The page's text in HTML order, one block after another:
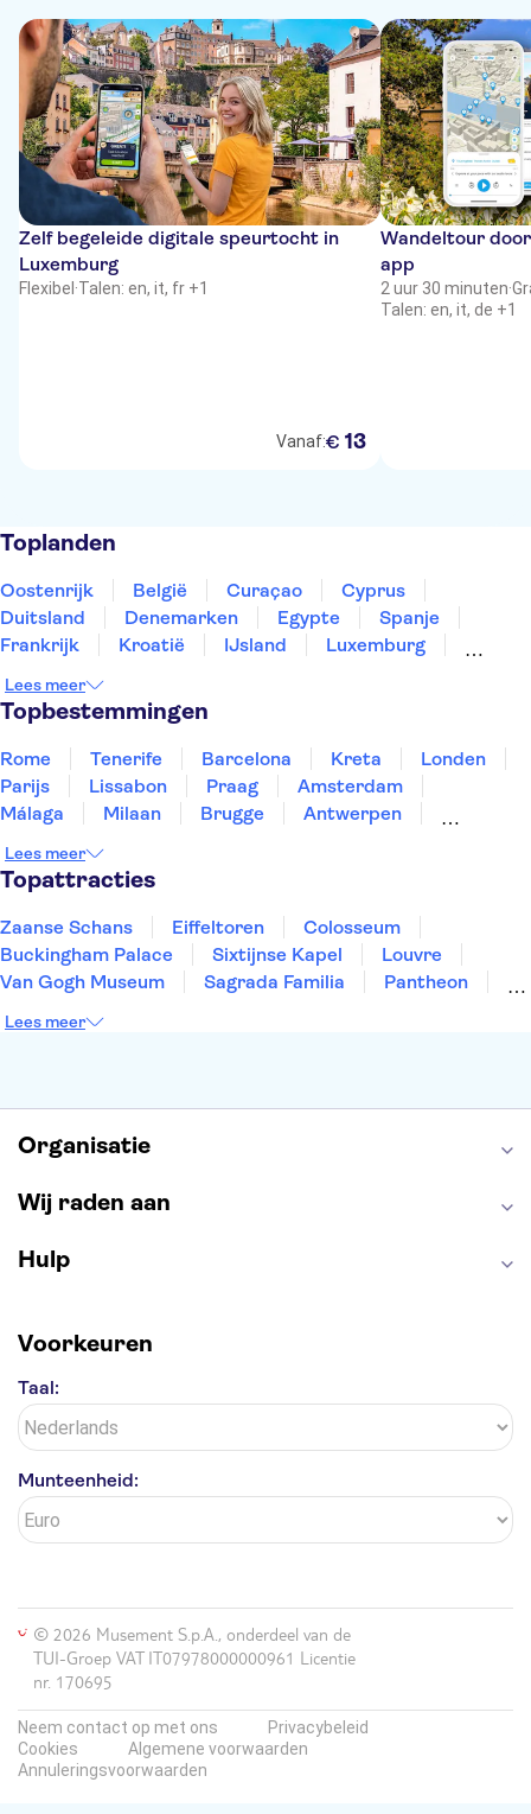
Zelf begeleide digitale speurtocht in
Luxemburg
Flexibel ·Talen: en, it, fr +1
Vanaf:€ 13
Wandeltour
app
2 uur 30 minuten·
Talen: en, it, de +1
Toplanden
Oostenrijk België Curaçao
Cyprus
Duitsland
Denemarken Egypte
Spanje
Frankrijk
Kroatië IJsland
Luxemburg
Slovenië
Thailand
Lees meer
Topbestemmingen
Rome Tenerife Barcelona Kreta
Londen
Parijs
Lissabon Praag
Amsterdam
Málaga
Milaan Brugge
Antwerpen
Eindhoven
Lees meer
Topattracties
Zaanse Schans Eiffeltoren
Colosseum
Buckingham Palace
Sixtijnse Kapel
Louvre
Van Gogh Museum
Sagrada Familia
Pantheon
Keukenhof
Lees meer
Organisatie
Wij raden aan
Hulp
Voorkeuren
Taal:
Munteenheid:
© 2026 Musement S.p.A., onderdeel van de
TUI-Groep VAT IT07978000000961 Licentie
nr. 170695
Neem contact op met ons
Privacybeleid
Cookies
Algemene voorwaarden
Annuleringsvoorwaarden